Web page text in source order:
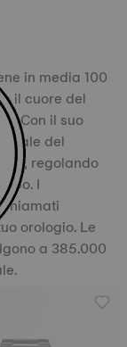
in media 100
il cuore del
Con il suo
del
regolando
I
orologio. Le
a 385.000